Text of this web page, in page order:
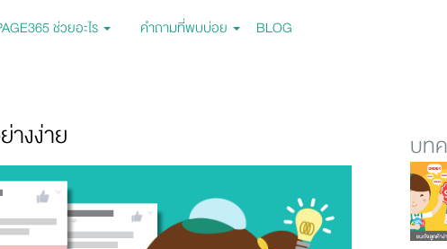
ช่วยอะไร คำถามที่พบบ่อย BLOG
งง่าย บท